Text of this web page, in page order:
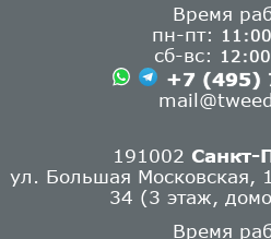
Время
пн-пт:
сб-вс:
+7 (495)
191002 Санкт-
ул. Большая Московская,
34 (3 этаж,
Время